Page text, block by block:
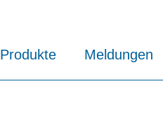
Produkte Meldungen